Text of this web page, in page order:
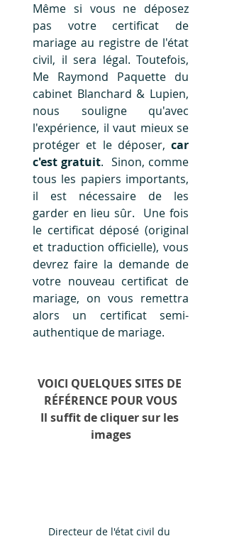
Même si vous ne déposez
pas votre certificat de
mariage au registre de l'état
civil, il sera légal. Toutefois,
Me Raymond Paquette du
cabinet Blanchard & Lupien,
nous souligne qu'avec
l'expérience, il vaut mieux se
protéger et le déposer, car
c'est gratuit.  Sinon, comme
tous les papiers importants,
il est nécessaire de les
garder en lieu sûr.  Une fois
le certificat déposé (original
et traduction officielle), vous
devrez faire la demande de
votre nouveau certificat de
mariage, on vous remettra
alors un certificat semi-
authentique de mariage.
VOICI QUELQUES SITES DE
RÉFÉRENCE POUR VOUS
Il suffit de cliquer sur les
images
Directeur de l'état civil du